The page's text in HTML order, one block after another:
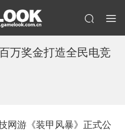
万奖金打造全民电竞
网游《装甲风暴》正式公